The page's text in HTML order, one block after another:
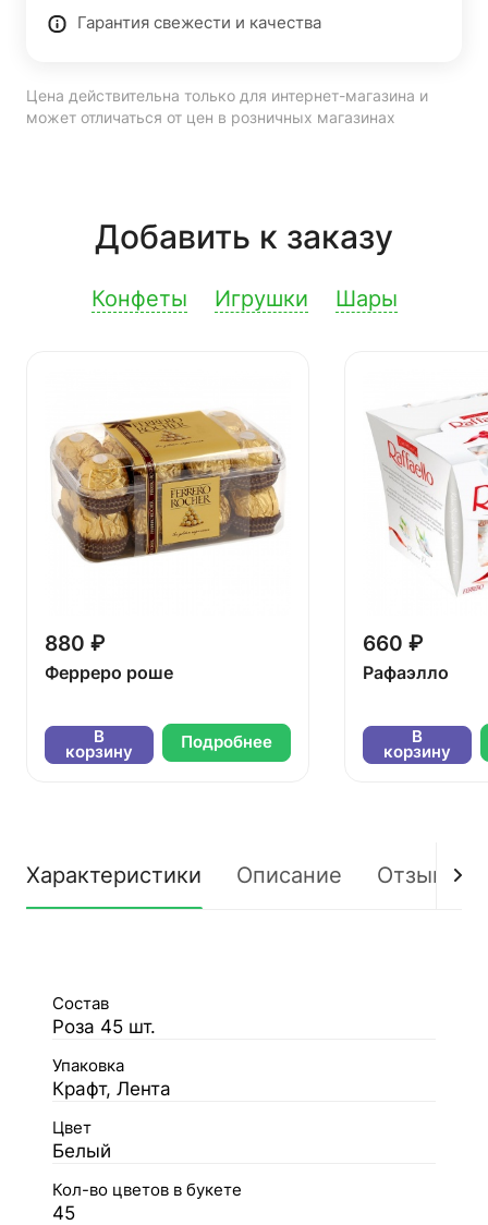
Гарантия свежести и качества
Цена действительна только для интернет-магазина и
может отличаться от цен в розничных магазинах
Добавить к заказу
Конфеты Игрушки Шары
880 ₽
Ферреро роше
В
корзину Подробнее
660 ₽
Рафаэлло
В
корзину
Характеристики Описание Отзывы
Состав
Роза 45 шт.
Упаковка
Крафт, Лента
Цвет
Белый
Кол-во цветов в букете
45